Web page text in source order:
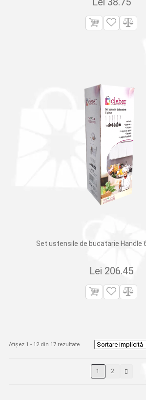
Set ustensile de bucatarie Handle
Lei 206.45
Afișez 1 - 12 din 17 rezultate
1 2